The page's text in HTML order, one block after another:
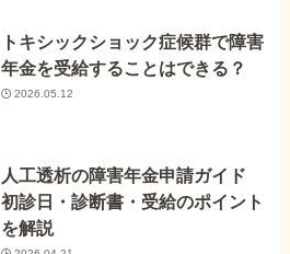
トキシックショック症候群で障害
年金を受給することはできる？
2026.05.12
人工透析の障害年金申請ガイド
初診日・診断書・受給のポイント
を解説